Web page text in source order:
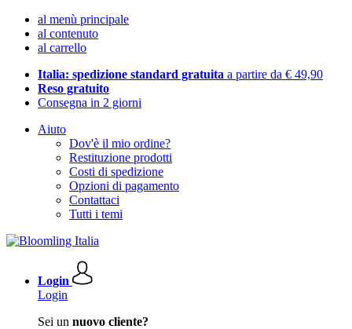
al menù principale
al contenuto
al carrello
Italia: spedizione standard gratuita a partire da € 49,90
Reso gratuito
Consegna in 2 giorni
Aiuto
Dov'è il mio ordine?
Restituzione prodotti
Costi di spedizione
Opzioni di pagamento
Contattaci
Tutti i temi
Login
Login
Sei un nuovo cliente?